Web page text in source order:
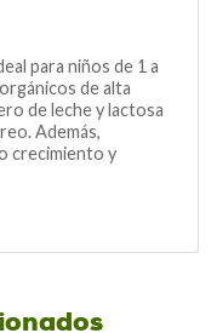
para niños de 1 a
de alta
de leche y lactosa
Además,
crecimiento y